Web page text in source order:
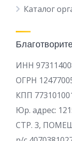
Каталог
ИНН
ОГРН
КПП
Юр. адрес:
СТР. 3,